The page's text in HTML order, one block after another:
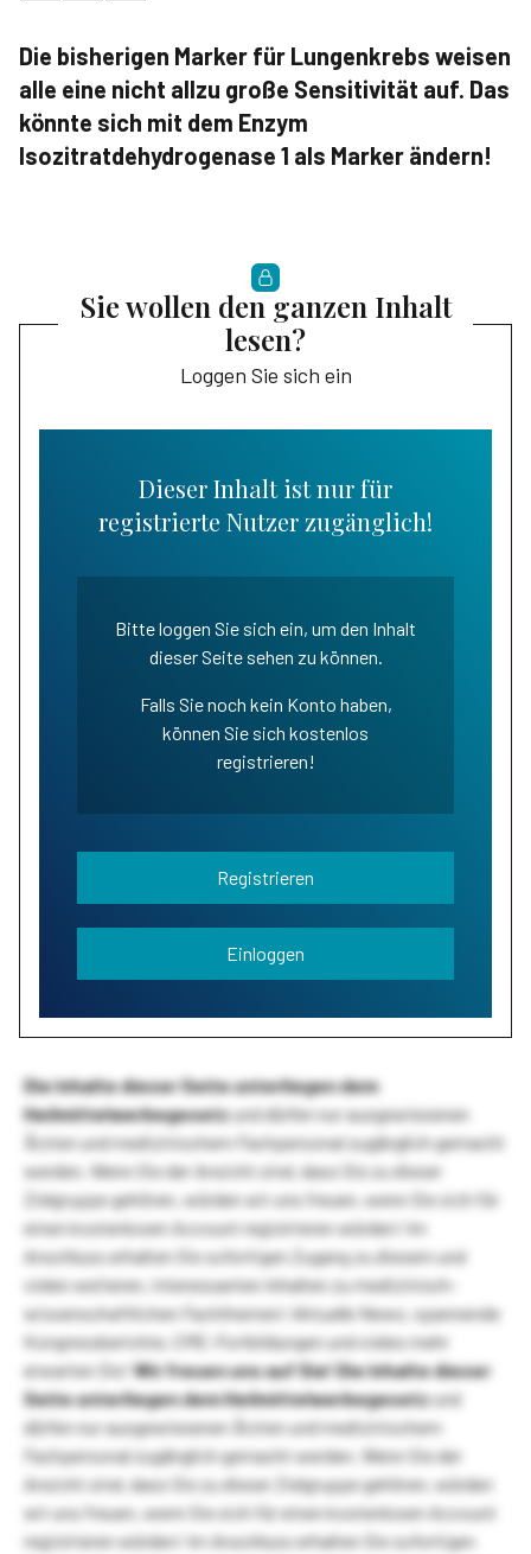
Die bisherigen Marker für Lungenkrebs weisen
alle eine nicht allzu große Sensitivität auf. Das
könnte sich mit dem Enzym
Isozitratdehydrogenase 1 als Marker ändern!
Sie wollen den ganzen Inhalt
lesen?
Loggen Sie sich ein
Dieser Inhalt ist nur für
registrierte Nutzer zugänglich!
Bitte loggen Sie sich ein, um den Inhalt
dieser Seite sehen zu können.
Falls Sie noch kein Konto haben,
können Sie sich kostenlos
registrieren!
Registrieren
Einloggen
Die Inhalte dieser Seite unterliegen dem
Heilmittelwerbegesetzund dürfen nur ausgewiesenen
Ärzten und medizinischem Fachpersonal zugänglich gemacht
werden. Wenn Sie der Ansicht sind, dass Sie zu dieser
Zielgruppe gehören, würden wir uns freuen, wenn Sie sich für
einen kostenlosen Account registrieren würden! Im
Anschluss erhalten Sie sofortigen Zugang zu diesem und
vielen weiteren, interessanten Inhalten zu medizinisch-
wissenschaftlichen Fachthemen! Aktuelle News, spannende
Kongressberichte, CME-Fortbildungen und vieles mehr
erwarten Sie!Wir freuen uns auf Sie!Die Inhalte dieser
Seite unterliegen dem Heilmittelwerbegesetzund
dürfen nur ausgewiesenen Ärzten und medizinischem
Fachpersonal zugänglich gemacht werden. Wenn Sie der
Ansicht sind, dass Sie zu dieser Zielgruppe gehören, würden
wir uns freuen, wenn Sie sich für einen kostenlosen Account
registrieren würden! Im Anschluss erhalten Sie sofortigen